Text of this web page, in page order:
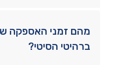
מהם זמני האספקה
ברהיטי הסיטי?